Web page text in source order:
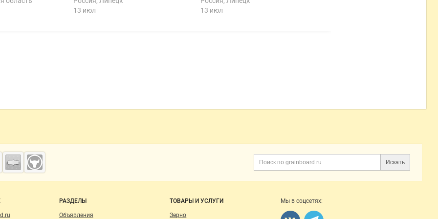
13 июл
13 июл
Искать
РАЗДЕЛЫ
Объявления
ТОВАРЫ И УСЛУГИ
Зерно
Мы в соцсетях: